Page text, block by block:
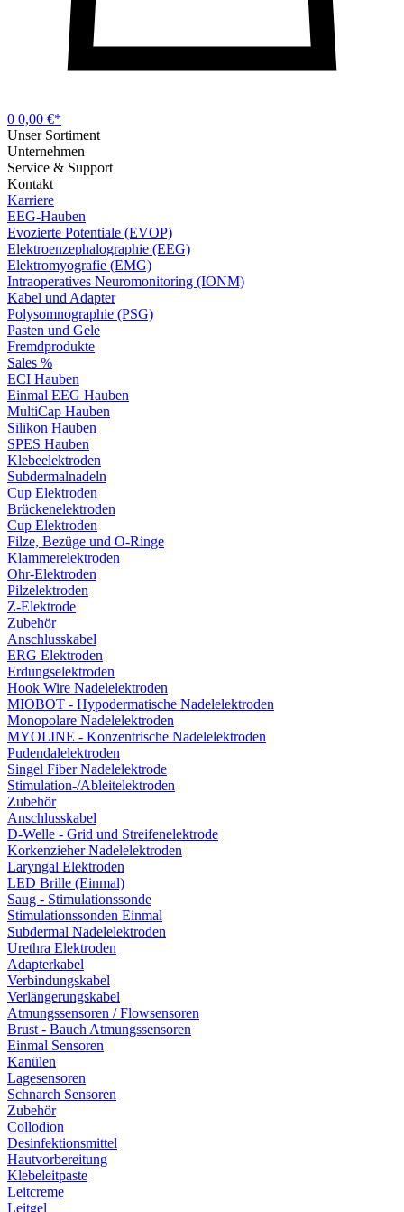
0 0,00 €*
Unser Sortiment
Unternehmen
Service & Support
Kontakt
Karriere
EEG-Hauben
Evozierte Potentiale (EVOP)
Elektroenzephalographie (EEG)
Elektromyografie (EMG)
Intraoperatives Neuromonitoring (IONM)
Kabel und Adapter
Polysomnographie (PSG)
Pasten und Gele
Fremdprodukte
Sales %
ECI Hauben
Einmal EEG Hauben
MultiCap Hauben
Silikon Hauben
SPES Hauben
Klebeelektroden
Subdermalnadeln
Cup Elektroden
Brückenelektroden
Cup Elektroden
Filze, Bezüge und O-Ringe
Klammerelektroden
Ohr-Elektroden
Pilzelektroden
Z-Elektrode
Zubehör
Anschlusskabel
ERG Elektroden
Erdungselektroden
Hook Wire Nadelelektroden
MIOBOT - Hypodermatische Nadelelektroden
Monopolare Nadelelektroden
MYOLINE - Konzentrische Nadelelektroden
Pudendalelektroden
Singel Fiber Nadelelektrode
Stimulation-/Ableitelektroden
Zubehör
Anschlusskabel
D-Welle - Grid und Streifenelektrode
Korkenzieher Nadelelektroden
Laryngal Elektroden
LED Brille (Einmal)
Saug - Stimulationssonde
Stimulationssonden Einmal
Subdermal Nadelelektroden
Urethra Elektroden
Adapterkabel
Verbindungskabel
Verlängerungskabel
Atmungssensoren / Flowsensoren
Brust - Bauch Atmungssensoren
Einmal Sensoren
Kanülen
Lagesensoren
Schnarch Sensoren
Zubehör
Collodion
Desinfektionsmittel
Hautvorbereitung
Klebeleitpaste
Leitcreme
Leitgel